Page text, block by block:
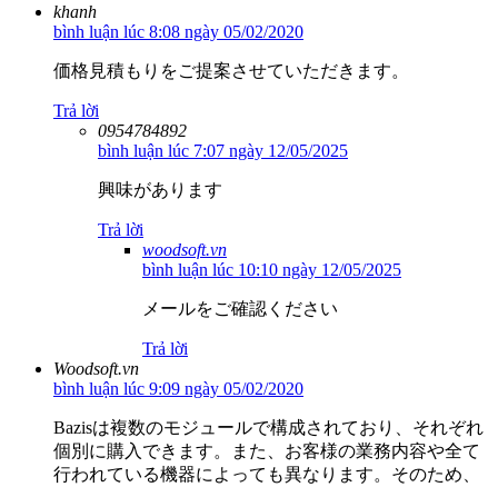
khanh
bình luận lúc 8:08 ngày 05/02/2020
価格見積もりをご提案させていただきます。
Trả lời
0954784892
bình luận lúc 7:07 ngày 12/05/2025
興味があります
Trả lời
woodsoft.vn
bình luận lúc 10:10 ngày 12/05/2025
メールをご確認ください
Trả lời
Woodsoft.vn
bình luận lúc 9:09 ngày 05/02/2020
Bazisは複数のモジュールで構成されており、それぞれ
個別に購入できます。また、お客様の業務内容や全て
行われている機器によっても異なります。そのため、